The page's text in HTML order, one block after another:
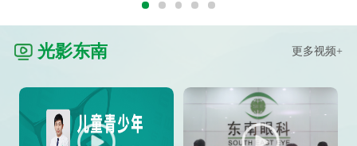
光影东南 更多视频+